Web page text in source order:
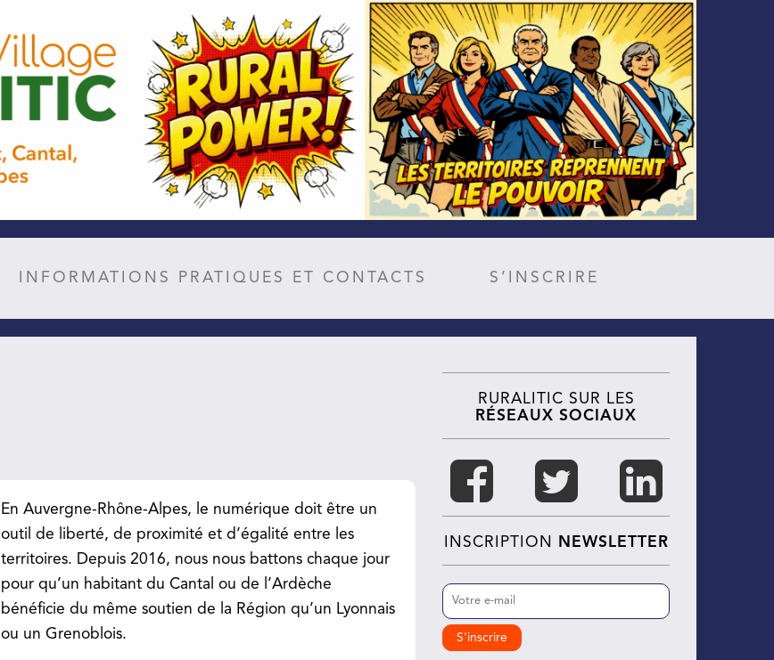
INFORMATIONS PRATIQUES ET CONTACTS S’INSCRIRE
En Auvergne-Rhône-Alpes, le numérique doit être un
outil de liberté, de proximité et d’égalité entre les
territoires. Depuis 2016, nous nous battons chaque jour
pour qu’un habitant du Cantal ou de l’Ardèche
bénéficie du même soutien de la Région qu’un Lyonnais
ou un Grenoblois.
RURALITIC SUR LES
RÉSEAUX SOCIAUX
INSCRIPTION NEWSLETTER
E-
mail
(Nécessaire)